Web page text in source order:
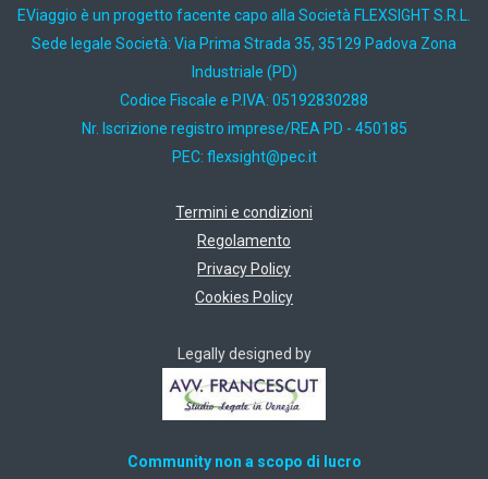
EViaggio è un progetto facente capo alla Società FLEXSIGHT S.R.L.
Sede legale Società: Via Prima Strada 35, 35129 Padova Zona
Industriale (PD)
Codice Fiscale e P.IVA: 05192830288
Nr. Iscrizione registro imprese/REA PD - 450185
PEC: ti.cep@thgisxelf
Termini e condizioni
Regolamento
Privacy Policy
Cookies Policy
Legally designed by
Community non a scopo di lucro